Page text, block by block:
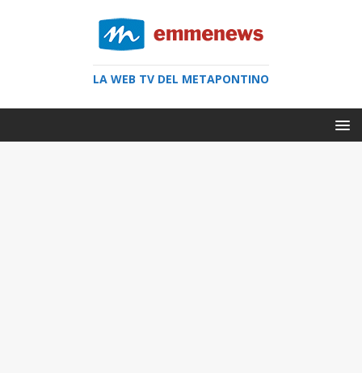
LA WEB TV DEL METAPONTINO